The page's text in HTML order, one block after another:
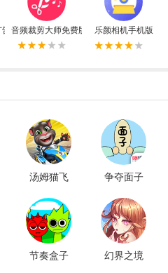
拦截器最新版
音频裁剪大师免费版 乐颜相机手机版
汤姆猫飞
争夺面子
节奏盒子
幻界之境